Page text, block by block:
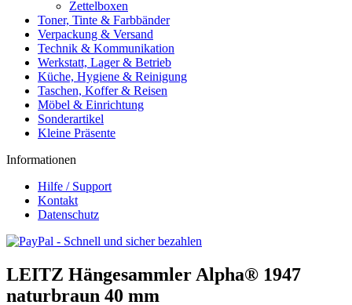
Zettelboxen
Toner, Tinte & Farbbänder
Verpackung & Versand
Technik & Kommunikation
Werkstatt, Lager & Betrieb
Küche, Hygiene & Reinigung
Taschen, Koffer & Reisen
Möbel & Einrichtung
Sonderartikel
Kleine Präsente
Informationen
Hilfe / Support
Kontakt
Datenschutz
LEITZ Hängesammler Alpha® 1947
naturbraun 40 mm